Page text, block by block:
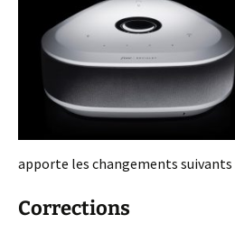
apporte les changements suivants
Corrections